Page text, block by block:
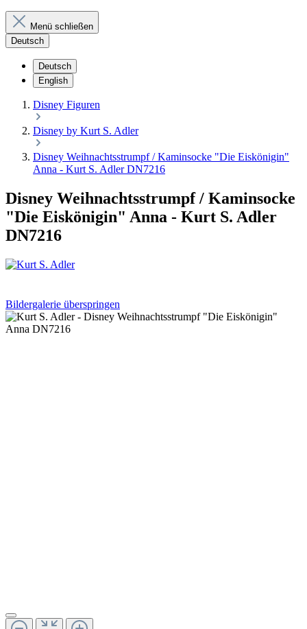
Menü schließen
Deutsch
Deutsch
English
Disney Figuren
Disney by Kurt S. Adler
Disney Weihnachtsstrumpf / Kaminsocke "Die Eiskönigin"
Anna - Kurt S. Adler DN7216
Disney Weihnachtsstrumpf / Kaminsocke
"Die Eiskönigin" Anna - Kurt S. Adler
DN7216
Bildergalerie überspringen